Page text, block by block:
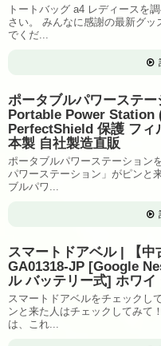
トートバッグ a4 レディースを
さい。 みんなに感謝の最新グ
でくだ...
ポータブルパワーステ
Portable Power Station
PerfectShield 保護 フィ
本製 自社製造直販
ポータブルパワーステーション
パワーステーション」がピンと
ブルパワ...
スマートドアベル | 【
GA01318-JP [Google
ル バッテリー式] ホワイ
スマートドアベルをチェックし
ンと来た人はチェックしてみ
は、これ...